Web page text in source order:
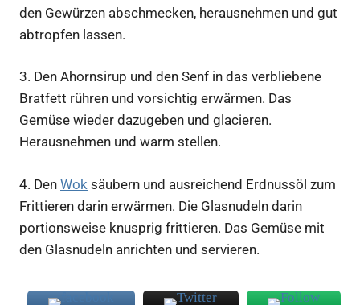
den Gewürzen abschmecken, herausnehmen und gut
abtropfen lassen.
3. Den Ahornsirup und den Senf in das verbliebene
Bratfett rühren und vorsichtig erwärmen. Das
Gemüse wieder dazugeben und glacieren.
Herausnehmen und warm stellen.
4. Den Wok säubern und ausreichend Erdnussöl zum
Frittieren darin erwärmen. Die Glasnudeln darin
portionsweise knusprig frittieren. Das Gemüse mit
den Glasnudeln anrichten und servieren.